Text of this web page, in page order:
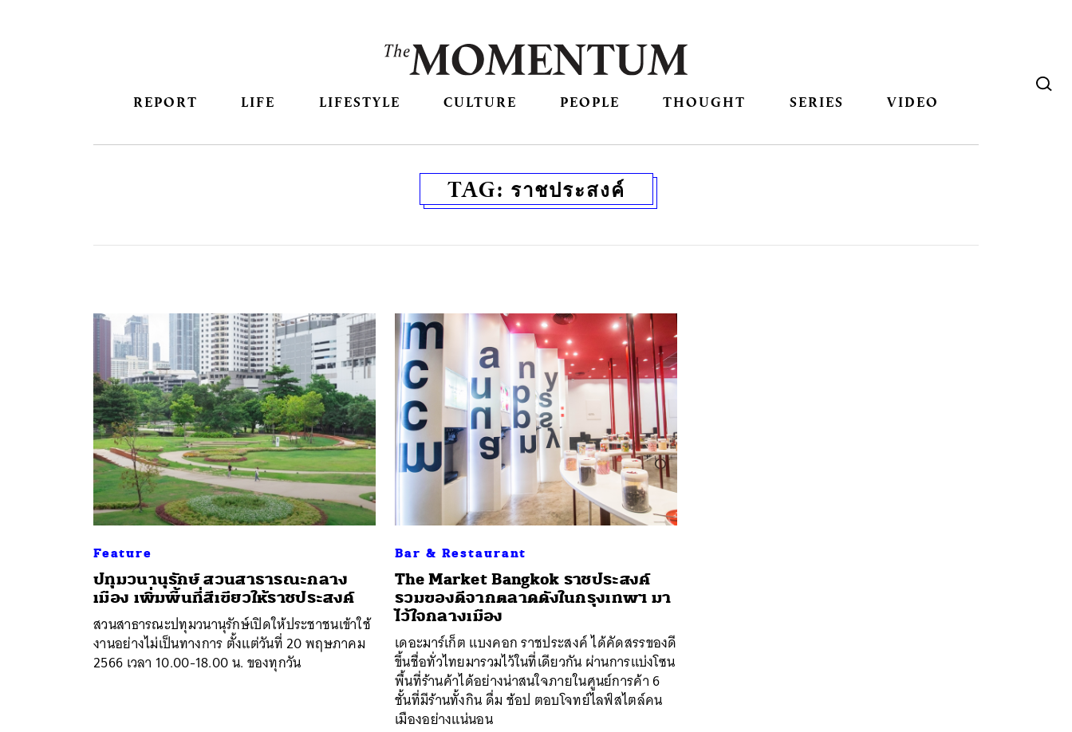
REPORT LIFE LIFESTYLE CULTURE PEOPLE THOUGHT SERIES VIDEO
TAG: ราชประสงค์
Feature
ปทุมวนานุรักษ์ สวนสาธารณะกลาง
เมือง เพิ่มพื้นที่สีเขียวให้ราชประสงค์
สวนสาธารณะปทุมวนานุรักษ์เปิดให้ประชาชนเข้าใช้
งานอย่างไม่เป็นทางการ ตั้งแต่วันที่ 20 พฤษภาคม
2566 เวลา 10.00-18.00 น. ของทุกวัน
Bar & Restaurant
The Market Bangkok ราชประสงค์
รวมของดีจากตลาดดังในกรุงเทพฯ มา
ไว้ใจกลางเมือง
เดอะมาร์เก็ต แบงคอก ราชประสงค์ ได้คัดสรรของดี
ขึ้นชื่อทั่วไทยมารวมไว้ในที่เดียวกัน ผ่านการแบ่งโซน
พื้นที่ร้านค้าได้อย่างน่าสนใจภายในศูนย์การค้า 6
ชั้นที่มีร้านทั้งกิน ดื่ม ช้อป ตอบโจทย์ไลฟ์สไตล์คน
เมืองอย่างแน่นอน
SHARE TWEET LINE EMAIL